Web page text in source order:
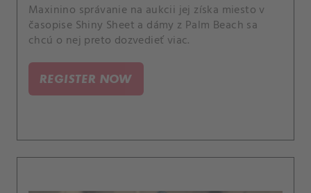
Maxinino správanie na aukcii jej získa miesto v
časopise Shiny Sheet a dámy z Palm Beach sa
chcú o nej preto dozvedieť viac.
REGISTER NOW